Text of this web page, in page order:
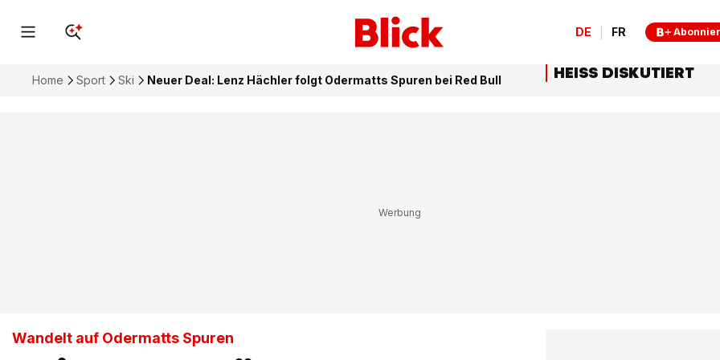
DE FR
Home Sport Ski Neuer Deal: Lenz Hächler folgt Odermatts Spuren bei Red Bull
Wandelt auf Odermatts Spuren
HEISS DISKUTIERT